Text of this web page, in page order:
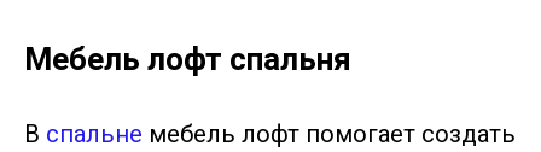
Мебель лофт спальня
В спальне мебель лофт помогает создать